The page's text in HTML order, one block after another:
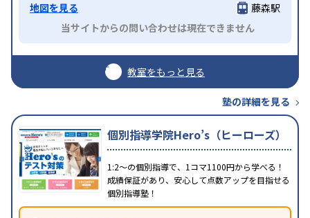
地図を見る
藤森駅
当サイトからの問い合わせは現在できません
教室をもっと見る
塾の詳細を見る
個別指導学院Hero’s（ヒーローズ）
1:2～の個別指導で、1コマ1100円から学べる！
成績保証があり、安心して点数アップを目指せる
個別指導塾！